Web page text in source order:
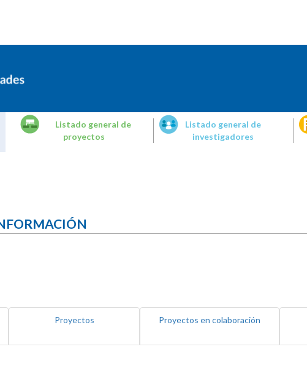
Listado general de
proyectos
Listado general de
investigadores
Proyectos Proyectos en colaboración